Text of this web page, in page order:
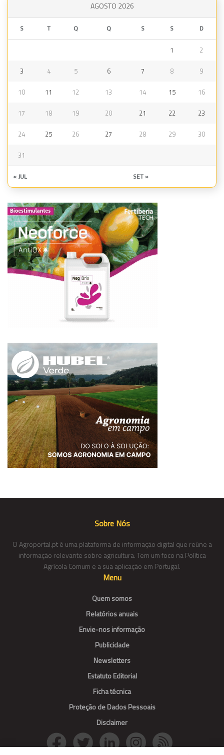
AGOSTO 2026
S T Q Q S S D
1 2
3 4 5 6 7 8 9
10 11 12 13 14 15 16
17 18 19 20 21 22 23
24 25 26 27 28 29 30
31
« JUL SET »
Sobre Nós
O Agroportal.pt é uma plataforma de informação digital que reúne a
informação relevante sobre agricultura. Tem um foco na Política
Agrícola Comum e a sua aplicação em Portugal.
Menu
Quem somos
Relatórios anuais
Envie-nos informação
Publicidade
Newsletters
Estatuto Editorial
Ficha técnica
Proteção de Dados Pessoais
Disclaimer